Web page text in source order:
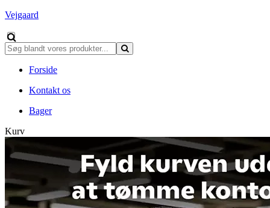
Vejgaard
Forside
Kontakt os
Bager
Kurv